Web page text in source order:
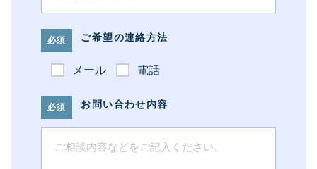
ご希望の連絡方法
メール 電話
お問い合わせ内容